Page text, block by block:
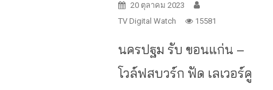
20 ตุลาคม 2023
TV Digital Watch
15581
นครปฐม รับ ขอนแก่น –
โวล์ฟสบวร์ก ฟัด เลเวอร์คู